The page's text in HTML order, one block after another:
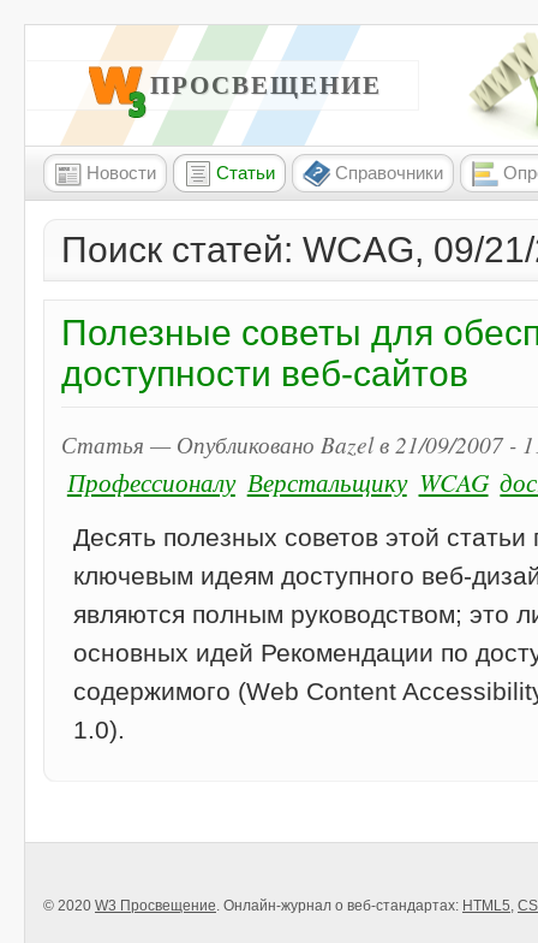
W3 ПРОСВЕЩЕНИЕ
Новости Статьи Справочники
Поиск статей: WCAG, 09/
Полезные советы для
доступности веб-сайтов
Статья — Опубликовано Bazel в 21/09/2007 -
Профессионалу Верстальщику WCAG
Десять полезных советов этой статьи
ключевым идеям доступного веб-
являются полным руководством; это
основных идей Рекомендации по
содержимого (Web Content
1.0).
© 2020 W3 Просвещение . Онлайн-журнал о веб-стандартах: HTML5